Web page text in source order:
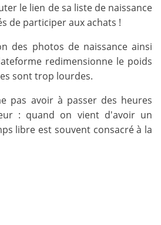
le lien de sa liste de naissance
de participer aux achats !
des photos de naissance ainsi
redimensionne le poids
sont trop lourdes.
pas avoir à passer des heures
: quand on vient d'avoir un
libre est souvent consacré à la